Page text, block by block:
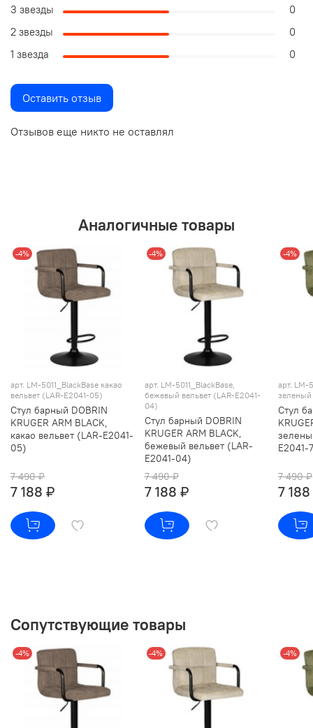
Отзывов еще никто не оставлял
3 звезды
0
2 звезды
0
1 звезда
0
Оставить отзыв
Аналогичные товары
-4%
арт. LM-5011_BlackBase какао
вельвет (LAR-E2041-05)
Стул барный DOBRIN
KRUGER ARM BLACK,
какао вельвет (LAR-E2041-
05)
7 490 ₽
7 188 ₽
-4%
арт. LM-5011_BlackBase,
бежевый вельвет (LAR-E2041-
04)
Стул барный DOBRIN
KRUGER ARM BLACK,
бежевый вельвет (LAR-
E2041-04)
7 490 ₽
7 188 ₽
-4%
арт. LM-
зеленый
Стул
E2041-
7 490 ₽
7
Сопутствующие товары
-4% -4% -4%